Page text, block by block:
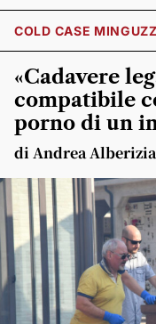
COLD CASE
«Cadavere
compatibile
porno di un
di Andrea Alberizia